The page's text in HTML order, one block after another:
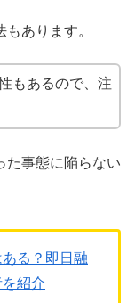
もあります。
もあるので、注
た事態に陥らない
る？即日融
紹介